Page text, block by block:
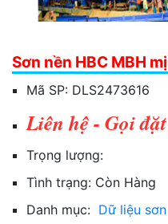
Sơn nền HBC MBH
Mã SP: DLS2473616
Liên hệ - Gọi
Trọng lượng:
Tình trạng: Còn Hàng
Danh mục: Dữ liệu sơn